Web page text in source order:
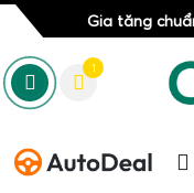
Gia tăng
1